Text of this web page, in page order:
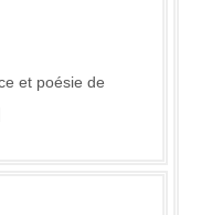
et poésie de